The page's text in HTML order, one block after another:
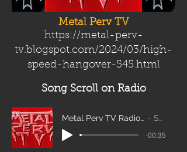
Metal Perv TV
https://metal-perv-
tv.blogspot.com/2024/03/high-
speed-hangover-545.html
Song Scrollon Radio
Metal Perv TV Radio Scroll_edit2 Sanity
-00:35